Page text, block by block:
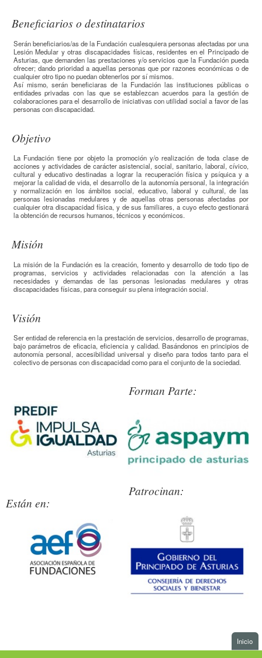
Beneficiarios o destinatarios
Serán beneficiarios/as de la Fundación cualesquiera personas afectadas por una
Lesión Medular y otras discapacidades físicas, residentes en el Principado de
Asturias, que demanden las prestaciones y/o servicios que la Fundación pueda
ofrecer; dando prioridad a aquellas personas que por razones económicas o de
cualquier otro tipo no puedan obtenerlos por sí mismos.
Así mismo, serán beneficiaras de la Fundación las instituciones públicas o
entidades privadas con las que se establezcan acuerdos para la gestión de
colaboraciones para el desarrollo de iniciativas con utilidad social a favor de las
personas con discapacidad.
Objetivo
La Fundación tiene por objeto la promoción y/o realización de toda clase de
acciones y actividades de carácter asistencial, social, sanitario, laboral, cívico,
cultural y educativo destinadas a lograr la recuperación física y psíquica y a
mejorar la calidad de vida, el desarrollo de la autonomía personal, la integración
y normalización en los ámbitos social, educativo, laboral y cultural, de las
personas lesionadas medulares y de aquellas otras personas afectadas por
cualquier otra discapacidad física, y de sus familiares, a cuyo efecto gestionará
la obtención de recursos humanos, técnicos y económicos.
Misión
La misión de la Fundación es la creación, fomento y desarrollo de todo tipo de
programas, servicios y actividades relacionadas con la atención a las
necesidades y demandas de las personas lesionadas medulares y otras
discapacidades físicas, para conseguir su plena integración social.
Visión
Ser entidad de referencia en la prestación de servicios, desarrollo de programas,
bajo parámetros de eficacia, eficiencia y calidad. Basándonos en principios de
autonomía personal, accesibilidad universal y diseño para todos tanto para el
colectivo de personas con discapacidad como para el conjunto de la sociedad.
Recursos adicionales (columna derecha)
Forman Parte:
Están en:
Patrocinan:
Presentación
Inicio. Ir